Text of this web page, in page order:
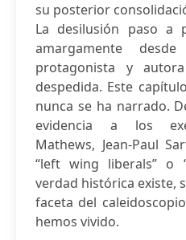
su posterior
La desilusión paso a
amargamente
protagonista y
despedida. Este
nunca se ha narrado.
evidencia a los
Mathews, Jean-Paul
“left wing liberals” o
verdad histórica existe,
faceta del
hemos vivido.